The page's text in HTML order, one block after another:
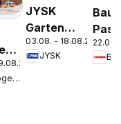
dm drogerie markt
JYSK
Garten
Abverkauf
Spare Bis
03.08. - 18.08.2026
JYSK
22.07.